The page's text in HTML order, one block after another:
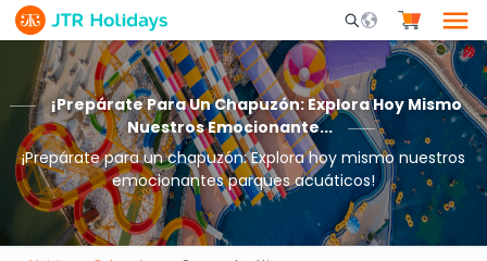
Mobile Search
¡Prepárate Para Un Chapuzón: Explora Hoy Mismo
Nuestros Emocionante...
¡Prepárate para un chapuzón: Explora hoy mismo nuestros
emocionantes parques acuáticos!